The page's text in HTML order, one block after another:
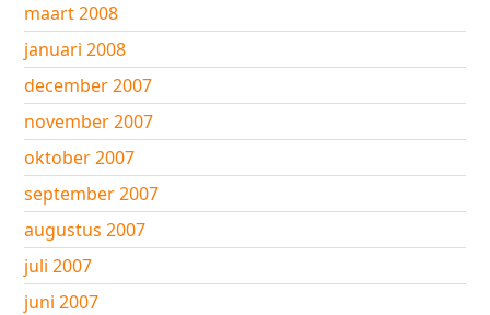
maart 2008
januari 2008
december 2007
november 2007
oktober 2007
september 2007
augustus 2007
juli 2007
juni 2007